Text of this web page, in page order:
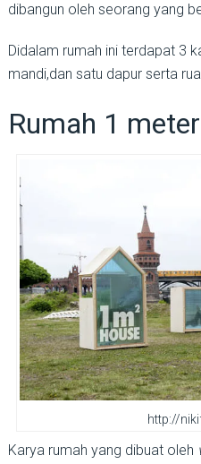
dibangun oleh seorang yang
Didalam rumah ini terdapat 3
mandi,dan satu dapur serta
Rumah 1 meter
http://
Karya rumah yang dibuat oleh